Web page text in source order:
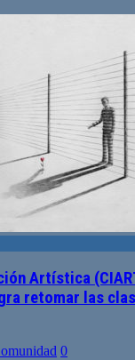
Artística
retomar las
0